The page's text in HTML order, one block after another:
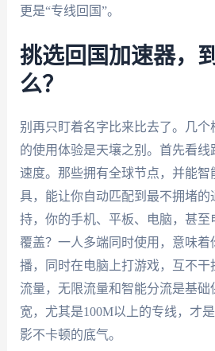
更是“专线回国”。
挑选回国加速器，
么？
别再只盯着名字比来比去了。几
的使用体验是天壤之别。首先看
速度。那些拥有全球节点，并能智
具，能让你自动匹配到最不拥堵的
持，你的手机、平板、电脑，甚至
覆盖？一人多端同时使用，意味着
播，同时在电脑上打游戏，互不干
流量，无限流量和智能分流是基
宽，尤其是100M以上的专线，才
影不卡顿的底气。